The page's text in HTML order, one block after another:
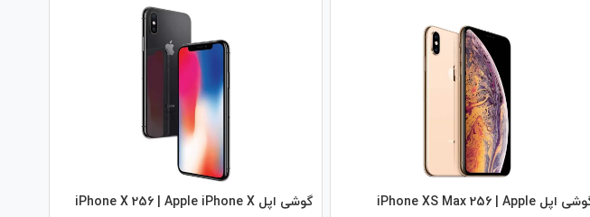
گوشی اپل iPhone XS Max 256 | Apple
گوشی اپل iPhone X 256 | Apple iPhone X